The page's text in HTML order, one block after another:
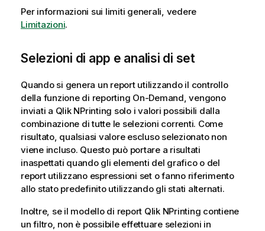
Per informazioni sui limiti generali, vedere
Limitazioni.
Selezioni di app e analisi di set
Quando si genera un report utilizzando il controllo
della funzione di reporting On-Demand, vengono
inviati a Qlik NPrinting solo i valori possibili dalla
combinazione di tutte le selezioni correnti. Come
risultato, qualsiasi valore escluso selezionato non
viene incluso. Questo può portare a risultati
inaspettati quando gli elementi del grafico o del
report utilizzano espressioni set o fanno riferimento
allo stato predefinito utilizzando gli stati alternati.
Inoltre, se il modello di report Qlik NPrinting contiene
un filtro, non è possibile effettuare selezioni in